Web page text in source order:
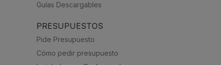
Guías Descargables
PRESUPUESTOS
Pide Presupuesto
Cómo pedir presupuesto